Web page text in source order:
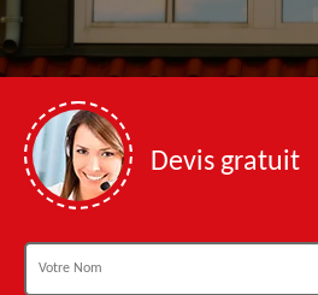
Devis gratuit